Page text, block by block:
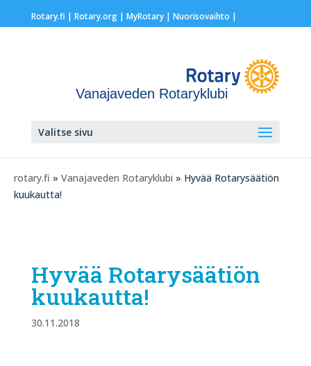
Rotary.fi | Rotary.org| MyRotary | Nuorisovaihto |
Vanajaveden Rotaryklubi
Valitse sivu
rotary.fi » Vanajaveden Rotaryklubi » Hyvää Rotarysäätiön
kuukautta!
Hyvää Rotarysäätiön
kuukautta!
30.11.2018